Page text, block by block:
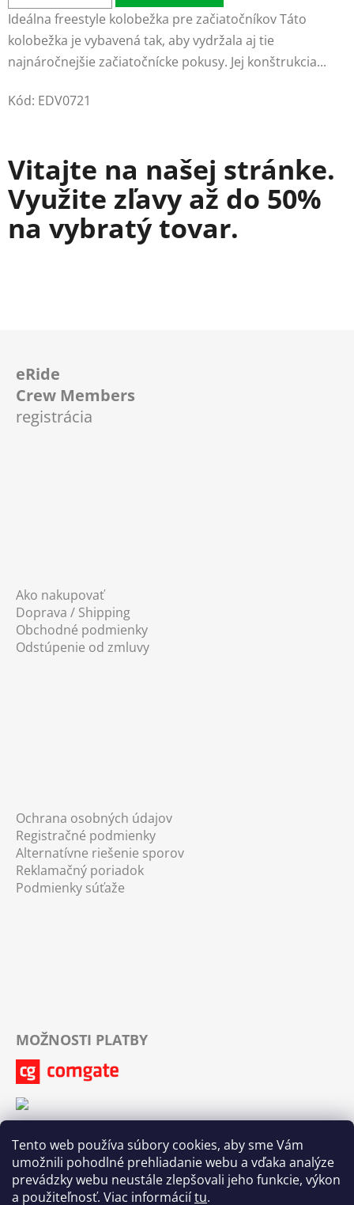
Tento web používa súbory cookies, aby sme Vám
umožnili pohodlné prehliadanie webu a vďaka analýze
prevádzky webu neustále zlepšovali jeho funkcie, výkon
a použiteľnosť. Viac informáciítu.
Ideálna freestyle kolobežka pre začiatočníkov Táto
kolobežka je vybavená tak, aby vydržala aj tie
najnáročnejšie začiatočnícke pokusy. Jej konštrukcia...
Kód: EDV0721
Vitajte na našej stránke.
Využite zľavy až do 50%
na vybratý tovar.
eRide
Crew Members
registrácia
Ako nakupovať
Doprava / Shipping
Obchodné podmienky
Odstúpenie od zmluvy
Ochrana osobných údajov
Registračné podmienky
Alternatívne riešenie sporov
Reklamačný poriadok
Podmienky súťaže
MOŽNOSTI PLATBY